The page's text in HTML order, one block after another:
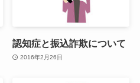
認知症と振込詐欺について
2016年2月26日